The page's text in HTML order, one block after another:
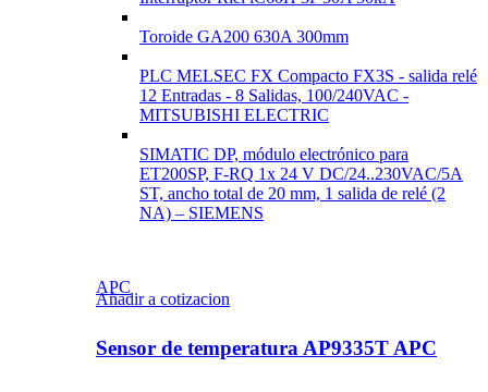
Toroide GA200 630A 300mm
PLC MELSEC FX Compacto FX3S - salida relé
12 Entradas - 8 Salidas, 100/240VAC -
MITSUBISHI ELECTRIC
SIMATIC DP, módulo electrónico para
ET200SP, F-RQ 1x 24 V DC/24..230VAC/5A
ST, ancho total de 20 mm, 1 salida de relé (2
NA) – SIEMENS
APC
Añadir a cotizacion
Sensor de temperatura AP9335T APC